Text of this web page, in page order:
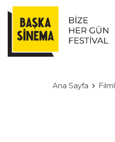
Ana Sayfa